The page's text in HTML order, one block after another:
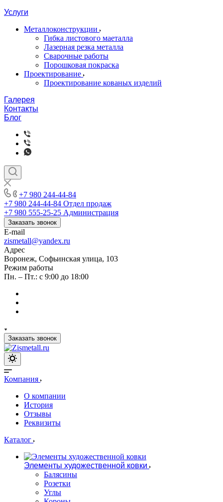
Услуги
Металлоконструкции
Гибка листового маеталла
Лазерная резка металла
Сварочные работы
Порошковая покраска
Проектирование
Проектирование кованых изделий
Галерея
Контакты
Блог
+7 980 244-44-84
+7 980 244-44-84 Отдел продаж
+7 980 555-25-25 Администрация
Заказать звонок
E-mail
zismetall@yandex.ru
Адрес
Воронеж, Софьинская улица, 103
Режим работы
Пн. – Пт.: с 9:00 до 18:00
Заказать звонок
Компания
О компании
История
Отзывы
Реквизиты
Каталог
Элементы художественной ковки
Балясины
Розетки
Углы